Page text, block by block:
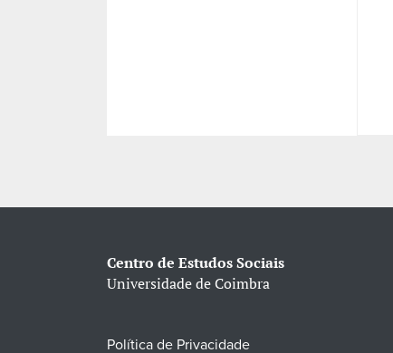
Centro de Estudos Sociais
Universidade de Coimbra
Política de Privacidade